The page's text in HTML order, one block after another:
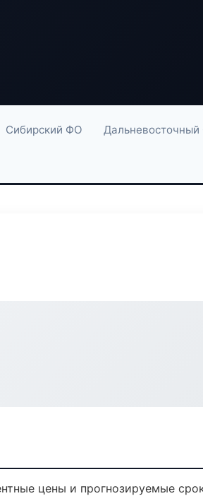
Сибирский ФО
цены и прогнозируемые